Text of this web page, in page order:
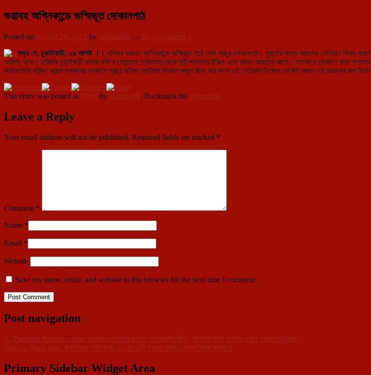
ভয়াবহ অগ্নিকান্ডে ভস্মিভূত দোকানপাঠ
Posted on August 29, 2015 by santanu99 — No Comments ↓
শুভ্র দে, চূড়াইবাড়ী, ২৯ আগষ্ট ।। শনিবার ভয়াবহ অগ্নিকান্ডে ভস্মিভূত হয়ে গেল প্রচুর দোকানপাঠ। মুহূর্তের মধ্যে আগুনের লেলিয়ান শিখায়
অফিস, থানা। তরিঘরি চূড়াইবাড়ী থানার ওসি’র নেতৃত্বে প্রেমতলা থেকে দুটি দমকলের ইঞ্জিন এসে আগুন আয়ত্বে আনে। ততক্ষনে দোকানে থাকা
কাঠালতলির বাসিন্দা আব্দুল শুক্করের দোকানে প্রচুর অবৈধ পেট্রোল ডিজেল মজুত ছিল, যার ফলে এই পেট্রোল ডিজেল থেকেই আগুন এই ভয়ঙ্কর রুপ
This entry was posted in ত্রিপুরা by santanu99. Bookmark the permalink.
Leave a Reply
Your email address will not be published. Required fields are marked *
Comment *
Name *
Email *
Website
Save my name, email, and website in this browser for the next time I comment.
Post navigation
← Previous Previous post:
রাজ্যের খেলাধুলার জগতে অবিস্মরণীয় দিন – জিমনাষ্ট দীপা কর্মকার অর্জুন পুরস্কারে ভূষিত
Next → Next post: জয়নগরের নবদিগন্তে ১৩ তম রাখী উৎসব পালন – মনুষ্যত্বের আহ্বানে
Primary Sidebar Widget Area